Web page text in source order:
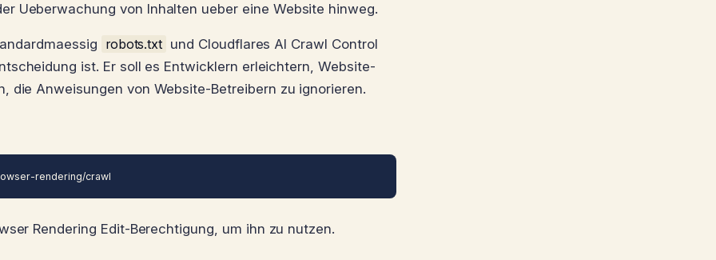
Ueberwachung von Inhalten ueber eine Website hinweg.
robots.txt und Cloudflares AI Crawl Control
ist. Er soll es Entwicklern erleichtern, Website-
die Anweisungen von Website-Betreibern zu ignorieren.
rendering/crawl
Rendering Edit-Berechtigung, um ihn zu nutzen.